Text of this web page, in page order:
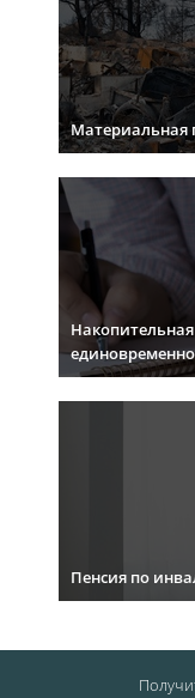
единовременно
Пенсия по